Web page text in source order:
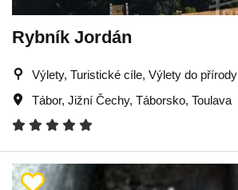
Rybník Jordán
Výlety, Turistické cíle, Výlety do přírody
Tábor, Jižní Čechy, Táborsko, Toulava